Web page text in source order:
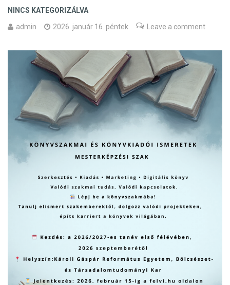
NINCS KATEGORIZÁLVA
admin
2026. január 16. péntek Leave a comment